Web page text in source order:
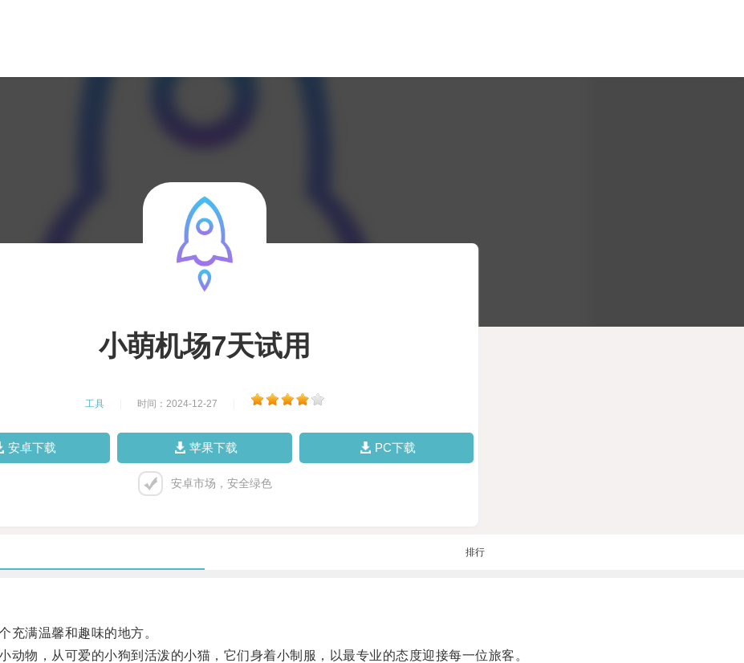
小萌机场7天试用
工具 时间：2024-12-27
安卓下载 苹果下载 PC下载
安卓市场，安全绿色
排行
满温馨和趣味的地方。
物，从可爱的小狗到活泼的小猫，它们身着小制服，以最专业的态度迎接每一位旅客。